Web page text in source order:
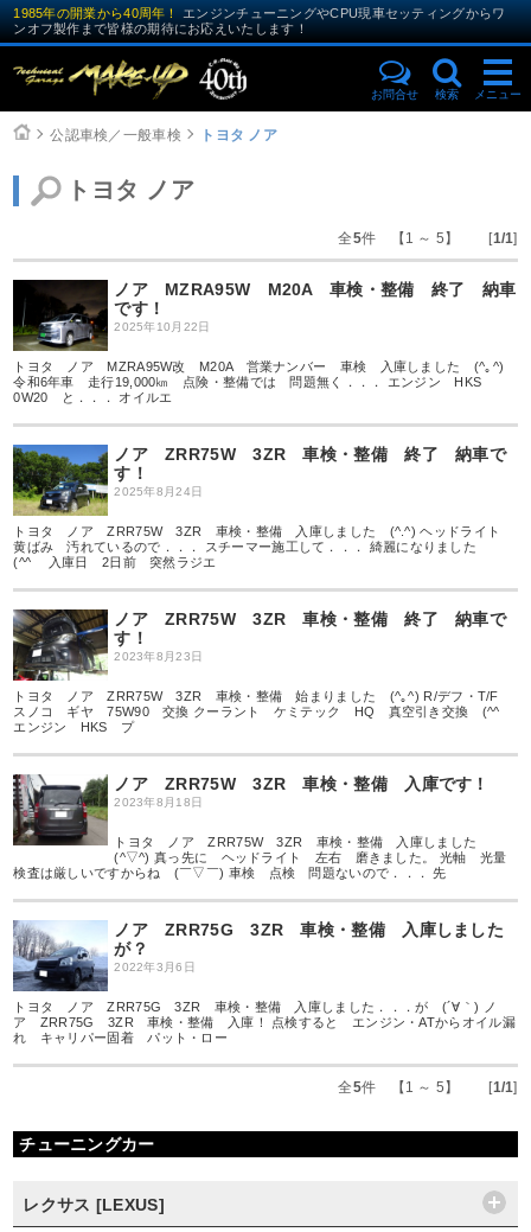
1985年の開業から40周年！
エンジンチューニングやCPU現車セッティングからワ
ンオフ製作まで皆様の期待にお応えいたします！
お問合せ 検索 メニュー
公認車検／一般車検 トヨタ ノア
トヨタ ノア
全5件 【1 ～ 5】 [1/1]
ノア MZRA95W M20A 車検・整備 終了 納車
です！
2025年10月22日
トヨタ ノア MZRA95W改 M20A 営業ナンバー 車検 入庫しました (^｡^)
令和6年車 走行19,000㎞ 点険・整備では 問題無く．．． エンジン HKS
0W20 と．．． オイルエ
ノア ZRR75W 3ZR 車検・整備 終了 納車で
す！
2025年8月24日
トヨタ ノア ZRR75W 3ZR 車検・整備 入庫しました (^.^) ヘッドライト
黄ばみ 汚れているので．．． スチーマー施工して．．． 綺麗になりました
(^^ゞ 入庫日 2日前 突然ラジエ
ノア ZRR75W 3ZR 車検・整備 終了 納車で
す！
2023年8月23日
トヨタ ノア ZRR75W 3ZR 車検・整備 始まりました (^｡^) R/デフ・T/F
スノコ ギヤ 75W90 交換 クーラント ケミテック HQ 真空引き交換 (^^ゞ
エンジン HKS プ
ノア ZRR75W 3ZR 車検・整備 入庫です！
2023年8月18日
トヨタ ノア ZRR75W 3ZR 車検・整備 入庫しました
(^▽^) 真っ先に ヘッドライト 左右 磨きました。 光軸 光量
検査は厳しいですからね (￣▽￣) 車検 点検 問題ないので．．． 先
ノア ZRR75G 3ZR 車検・整備 入庫しました
が？
2022年3月6日
トヨタ ノア ZRR75G 3ZR 車検・整備 入庫しました．．．が (´∀｀) ノ
ア ZRR75G 3ZR 車検・整備 入庫！ 点検すると エンジン・ATからオイル漏
れ キャリパー固着 パット・ロー
全5件 【1 ～ 5】 [1/1]
チューニングカー
レクサス [LEXUS]